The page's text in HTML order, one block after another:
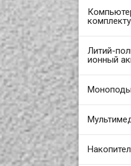
Литий-
ионный